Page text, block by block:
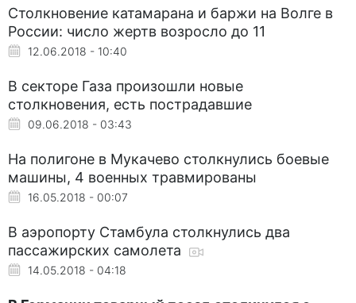
Столкновение катамарана и баржи на Волге в
России: число жертв возросло до 11
12.06.2018 - 10:40
В секторе Газа произошли новые
столкновения, есть пострадавшие
09.06.2018 - 03:43
На полигоне в Мукачево столкнулись боевые
машины, 4 военных травмированы
16.05.2018 - 00:07
В аэропорту Стамбула столкнулись два
пассажирских самолета
14.05.2018 - 04:18